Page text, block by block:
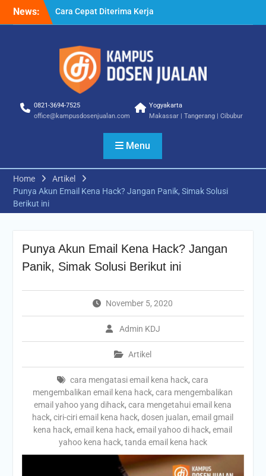
News:
– Tips Praktis yang Bisa
Anda Terapkan
– Panduan Lengkap untuk
Pencari Kerja
Cara Dapat Pekerjaan –
Langkah Praktis untuk
Memperbesar Peluang
Kerja
0821-3694-7525
office@kampusdosenjualan.com
Yogyakarta
Makassar | Tangerang | Cibubur
Menu
Home
Artikel
Punya Akun Email Kena Hack? Jangan Panik, Simak Solusi
Berikut ini
Punya Akun Email Kena Hack? Jangan
Panik, Simak Solusi Berikut ini
November 5, 2020
Admin KDJ
Artikel
cara mengatasi email kena hack,cara
mengembalikan email kena hack,cara mengembalikan
email yahoo yang dihack,cara mengetahui email kena
hack,ciri-ciri email kena hack,dosen jualan,email gmail
kena hack,email kena hack,email yahoo di hack,email
yahoo kena hack, tanda email kena hack